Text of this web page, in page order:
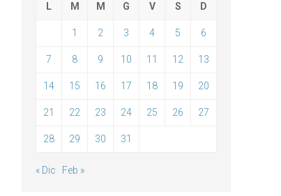
L M M G V S D
1 2 3 4 5 6
7 8 9 10 11 12 13
14 15 16 17 18 19 20
21 22 23 24 25 26 27
28 29 30 31
« Dic Feb »